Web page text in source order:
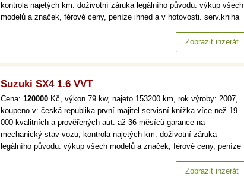
kontrola najetých km. doživotní záruka legálního původu. výkup všech
modelů a značek, férové ceny, peníze ihned a v hotovosti. serv.kniha
mechanický stav vozu, kontrola najetých km. doživotní…Zobrazit inzerát
Suzuki SX4 1.6 VVT
Cena: 120000 Kč, výkon 79 kw, najeto 153200 km, rok výroby: 2007,
koupeno v: česká republika první majitel servisní knížka více než 19
000 kvalitních a prověřených aut. až 36 měsíců garance na
mechanický stav vozu, kontrola najetých km. doživotní záruka
legálního původu. výkup všech modelů a značek, férové ceny, peníze
kvalitních a prověřených aut. až 36 měsíců garance na mechanický
Zobrazit inzerát